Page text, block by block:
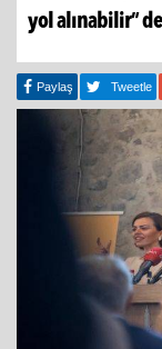
yol alınabilir”
Paylaş Tweetle